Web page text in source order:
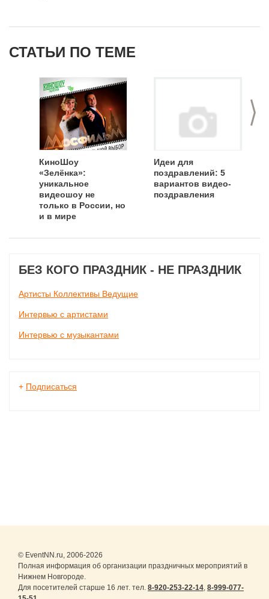
СТАТЬИ ПО ТЕМЕ
>
КиноШоу
«Зелёнка»:
уникальное
видеошоу не
только в России, но
и в мире
Идеи для
поздравлений: 5
вариантов видео-
поздравления
БЕЗ КОГО ПРАЗДНИК - НЕ ПРАЗДНИК
Артисты Коллективы Ведущие
Интервью с артистами
Интервью с музыкантами
+ Подписаться
© EventNN.ru, 2006-2026
Полная информация об организации праздничных мероприятий в
Нижнем Новгороде.
Для посетителей старше 16 лет. тел. 8-920-253-22-14, 8-999-077-